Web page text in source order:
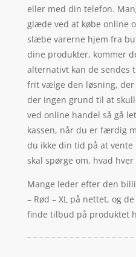
eller med din telefon.
glæde ved at købe online
slæbe varerne hjem fra
dine produkter, kommer
alternativt kan de sendes
frit vælge den løsning,
der ingen grund til at
ved online handel så gå
kassen, når du er færdig
du ikke din tid på at
skal spørge om, hvad
Mange leder efter den
– Rød – XL på nettet, og
finde tilbud på produktet